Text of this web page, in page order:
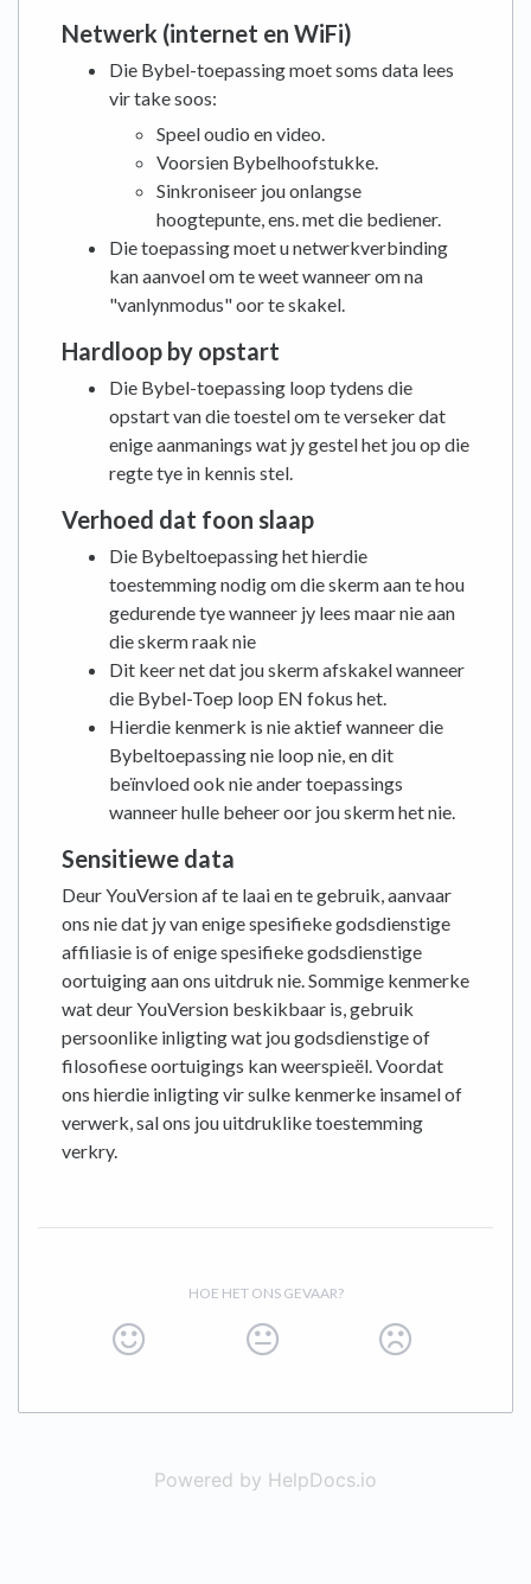
Netwerk (internet en WiFi)
Die Bybel-toepassing moet soms data lees
vir take soos:
Speel oudio en video.
Voorsien Bybelhoofstukke.
Sinkroniseer jou onlangse
hoogtepunte, ens. met die bediener.
Die toepassing moet u netwerkverbinding
kan aanvoel om te weet wanneer om na
"vanlynmodus" oor te skakel.
Hardloop by opstart
Die Bybel-toepassing loop tydens die
opstart van die toestel om te verseker dat
enige aanmanings wat jy gestel het jou op die
regte tye in kennis stel.
Verhoed dat foon slaap
Die Bybeltoepassing het hierdie
toestemming nodig om die skerm aan te hou
gedurende tye wanneer jy lees maar nie aan
die skerm raak nie
Dit keer net dat jou skerm afskakel wanneer
die Bybel-Toep loop EN fokus het.
Hierdie kenmerk is nie aktief wanneer die
Bybeltoepassing nie loop nie, en dit
beïnvloed ook nie ander toepassings
wanneer hulle beheer oor jou skerm het nie.
Sensitiewe data
Deur YouVersion af te laai en te gebruik, aanvaar
ons nie dat jy van enige spesifieke godsdienstige
affiliasie is of enige spesifieke godsdienstige
oortuiging aan ons uitdruk nie. Sommige kenmerke
wat deur YouVersion beskikbaar is, gebruik
persoonlike inligting wat jou godsdienstige of
filosofiese oortuigings kan weerspieël. Voordat
ons hierdie inligting vir sulke kenmerke insamel of
verwerk, sal ons jou uitdruklike toestemming
verkry.
HOE HET ONS GEVAAR?
Powered by HelpDocs.io